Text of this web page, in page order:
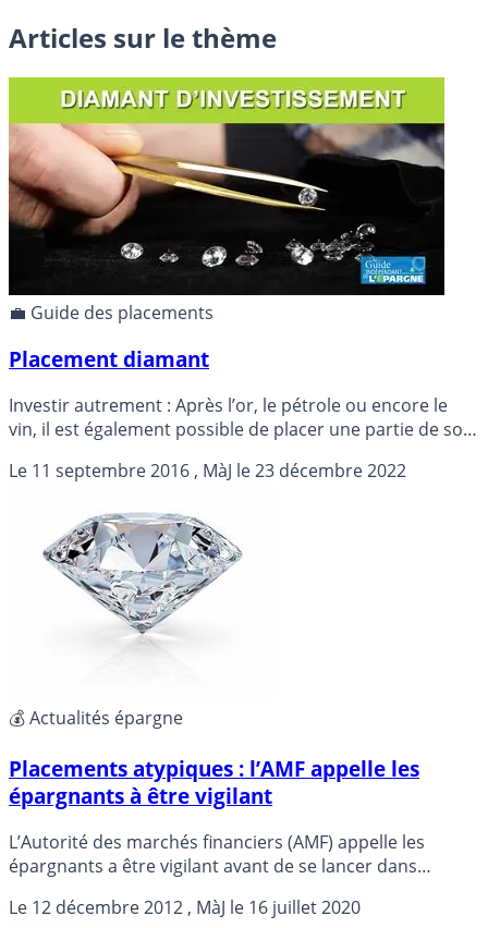
Articles sur le thème
💼 Guide des placements
Placement diamant
Investir autrement : Après l’or, le pétrole ou encore le
vin, il est également possible de placer une partie de son
mais à réaliser, comme toute diversification, avec
Le 11 septembre 2016 , MàJ le23 décembre 2022
💰 Actualités épargne
Placements atypiques : l’AMF appelle les
épargnants à être vigilant
L’Autorité des marchés financiers (AMF) appelle les
épargnants a être vigilant avant de se lancer dans
le vin ou les diamants, détails...
Le 12 décembre 2012 , MàJ le 16 juillet 2020